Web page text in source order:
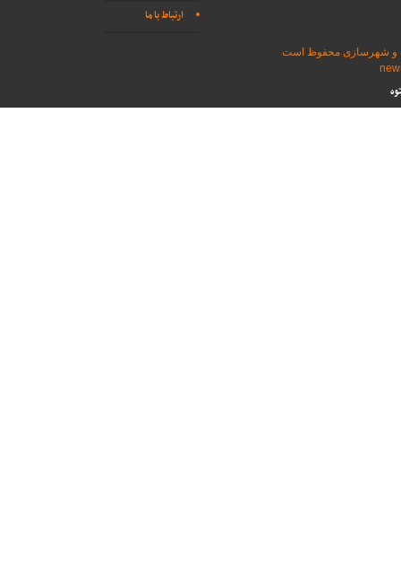
ارتباط با ما
و شهرسازی محفوظ است